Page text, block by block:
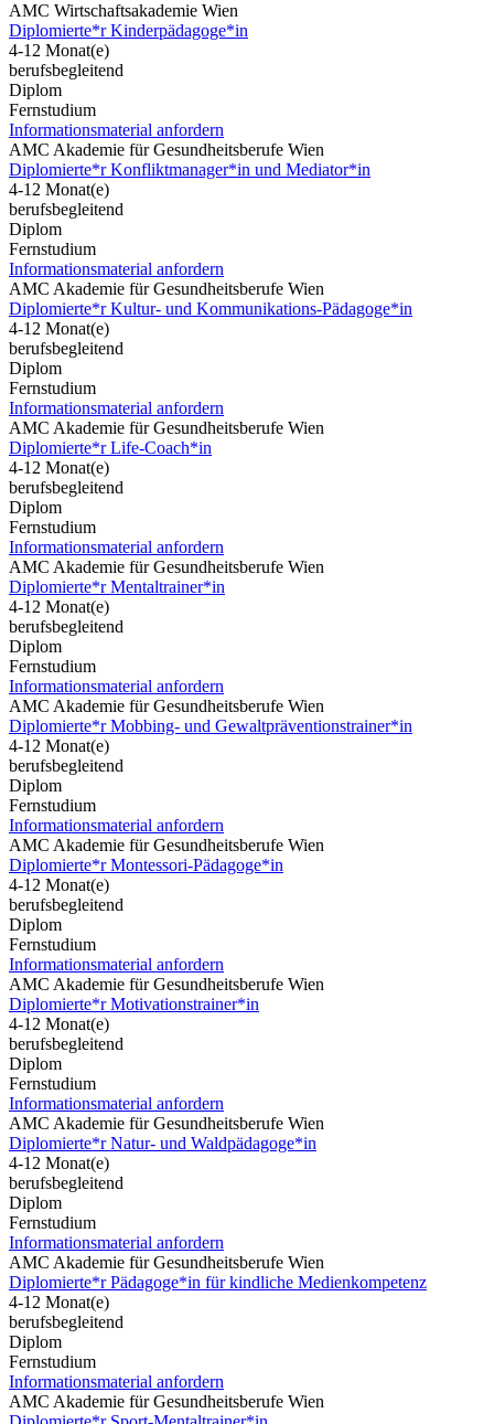
AMC Wirtschaftsakademie Wien
Diplomierte*r Kinderpädagoge*in
4-12 Monat(e)
berufsbegleitend
Diplom
Fernstudium
Informationsmaterial anfordern
AMC Akademie für Gesundheitsberufe Wien
Diplomierte*r Konfliktmanager*in und Mediator*in
4-12 Monat(e)
berufsbegleitend
Diplom
Fernstudium
Informationsmaterial anfordern
AMC Akademie für Gesundheitsberufe Wien
Diplomierte*r Kultur- und Kommunikations-Pädagoge*in
4-12 Monat(e)
berufsbegleitend
Diplom
Fernstudium
Informationsmaterial anfordern
AMC Akademie für Gesundheitsberufe Wien
Diplomierte*r Life-Coach*in
4-12 Monat(e)
berufsbegleitend
Diplom
Fernstudium
Informationsmaterial anfordern
AMC Akademie für Gesundheitsberufe Wien
Diplomierte*r Mentaltrainer*in
4-12 Monat(e)
berufsbegleitend
Diplom
Fernstudium
Informationsmaterial anfordern
AMC Akademie für Gesundheitsberufe Wien
Diplomierte*r Mobbing- und Gewaltpräventionstrainer*in
4-12 Monat(e)
berufsbegleitend
Diplom
Fernstudium
Informationsmaterial anfordern
AMC Akademie für Gesundheitsberufe Wien
Diplomierte*r Montessori-Pädagoge*in
4-12 Monat(e)
berufsbegleitend
Diplom
Fernstudium
Informationsmaterial anfordern
AMC Akademie für Gesundheitsberufe Wien
Diplomierte*r Motivationstrainer*in
4-12 Monat(e)
berufsbegleitend
Diplom
Fernstudium
Informationsmaterial anfordern
AMC Akademie für Gesundheitsberufe Wien
Diplomierte*r Natur- und Waldpädagoge*in
4-12 Monat(e)
berufsbegleitend
Diplom
Fernstudium
Informationsmaterial anfordern
AMC Akademie für Gesundheitsberufe Wien
Diplomierte*r Pädagoge*in für kindliche Medienkompetenz
4-12 Monat(e)
berufsbegleitend
Diplom
Fernstudium
Informationsmaterial anfordern
AMC Akademie für Gesundheitsberufe Wien